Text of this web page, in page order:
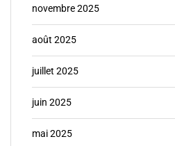
novembre 2025
août 2025
juillet 2025
juin 2025
mai 2025